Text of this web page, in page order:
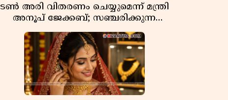
ടൺ അരി വിതരണം ചെയ്യുമെന്ന് മന്ത്രി
അനൂപ് ജേക്കബ്; സഞ്ചരിക്കുന്ന
റേഷൻ കടകൾക്ക് തുടക്കം